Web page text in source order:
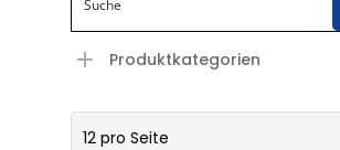
Produktkategorien
12 pro Seite